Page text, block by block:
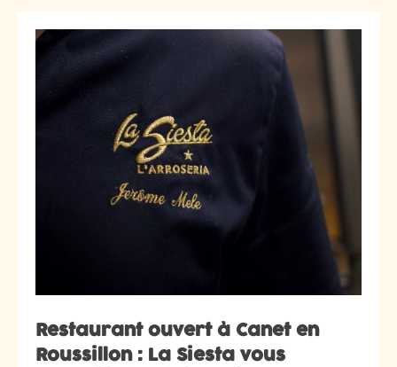
Restaurant ouvert à Canet en
Roussillon : La Siesta vous